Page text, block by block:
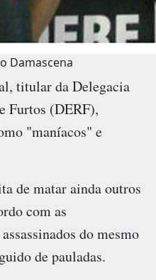
Damascena
titular da Delegacia
Furtos (DERF),
"maníacos" e
de matar ainda outros
com as
do mesmo
de pauladas.